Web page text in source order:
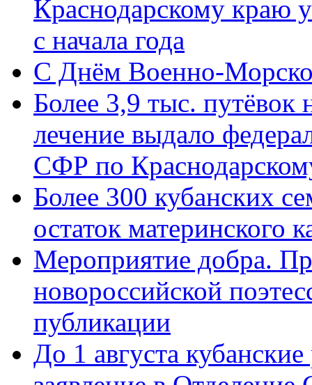
Краснодарскому краю
с начала года
C Днём Военно-
Более 3,9 тыс. путёвок
лечение выдало
СФР по
Более 300 кубанских
остаток материнского
Мероприятие добра.
новороссийской
публикации
До 1 августа